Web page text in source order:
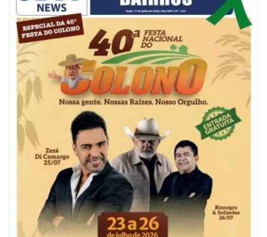
08/08/2026 | 07:00
Reservatórios de Penha são higienizados com ajuda de mergulhadores e
sem interrupção no abastecimento
ITAJAÍ